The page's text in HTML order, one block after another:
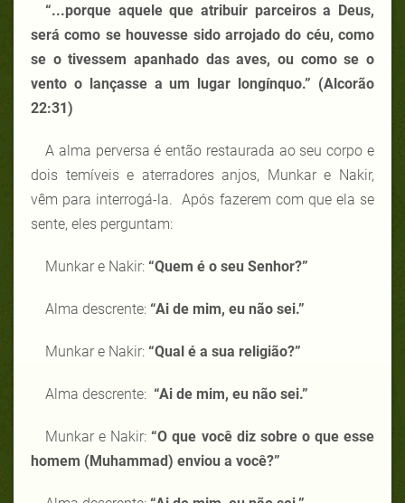
“...porque aquele que atribuir parceiros a Deus,
será como se houvesse sido arrojado do céu, como
se o tivessem apanhado das aves, ou como se o
vento o lançasse a um lugar longínquo.” (Alcorão
22:31)
A alma perversa é então restaurada ao seu corpo e
dois temíveis e aterradores anjos, Munkar e Nakir,
vêm para interrogá-la. Após fazerem com que ela se
sente, eles perguntam:
Munkar e Nakir: “Quem é o seu Senhor?”
Alma descrente: “Ai de mim, eu não sei.”
Munkar e Nakir: “Qual é a sua religião?”
Alma descrente: “Ai de mim, eu não sei.”
Munkar e Nakir: “O que você diz sobre o que esse
homem (Muhammad) enviou a você?”